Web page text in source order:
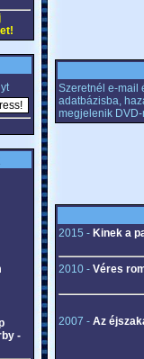
-
Szeretnél e-mail
adatbázisba,
megjelenik
2015 - Kinek a
2010 - Véres
2007 - Az